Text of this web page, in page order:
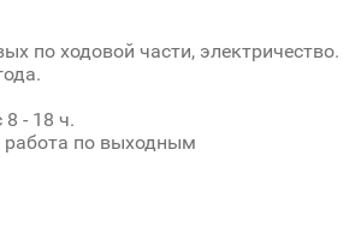
по ходовой части, электричество.
- 18 ч.
работа по выходным